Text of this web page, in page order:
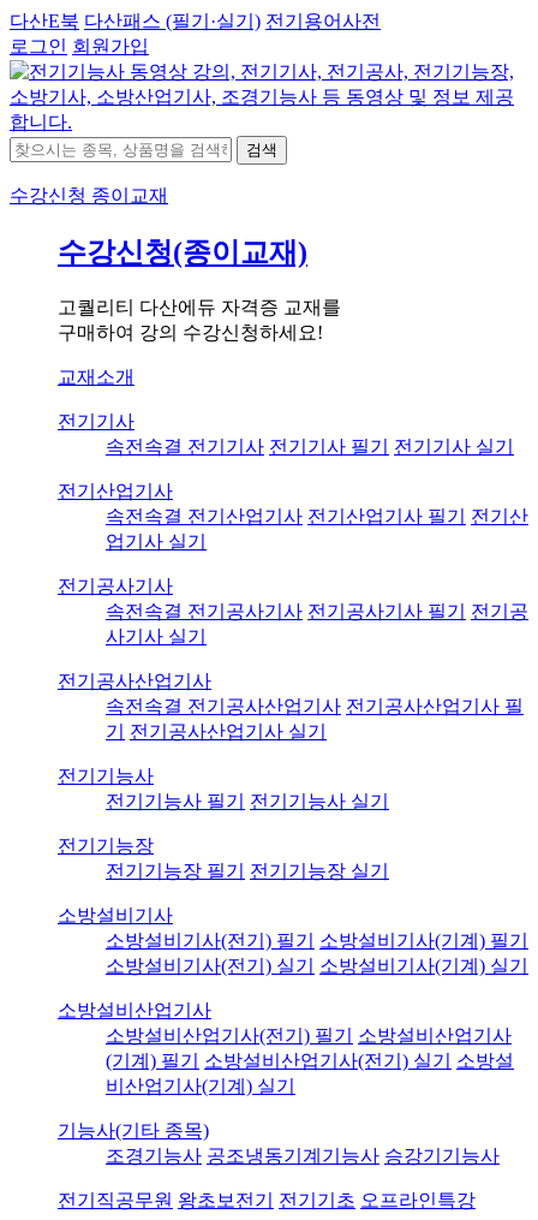
다산E북 다산패스 (필기·실기) 전기용어사전
로그인 회원가입
검색
수강신청 종이교재
수강신청(종이교재)
고퀄리티 다산에듀 자격증 교재를
구매하여 강의 수강신청하세요!
교재소개
전기기사
속전속결 전기기사 전기기사 필기 전기기사 실기
전기산업기사
속전속결 전기산업기사 전기산업기사 필기
전기산
업기사 실기
전기공사기사
속전속결 전기공사기사 전기공사기사 필기
전기공
사기사 실기
전기공사산업기사
속전속결 전기공사산업기사 전기공사산업기사 필
기
전기공사산업기사 실기
전기기능사
전기기능사 필기
전기기능사 실기
전기기능장
전기기능장 필기
전기기능장 실기
소방설비기사
소방설비기사(전기) 필기
소방설비기사(기계) 필기
소방설비기사(전기) 실기
소방설비기사(기계) 실기
소방설비산업기사
소방설비산업기사(전기) 필기
소방설비산업기사
(기계) 필기
소방설비산업기사(전기) 실기
소방설
비산업기사(기계) 실기
기능사(기타 종목)
조경기능사 공조냉동기계기능사 승강기기능사
전기직공무원 왕초보전기 전기기초 오프라인특강